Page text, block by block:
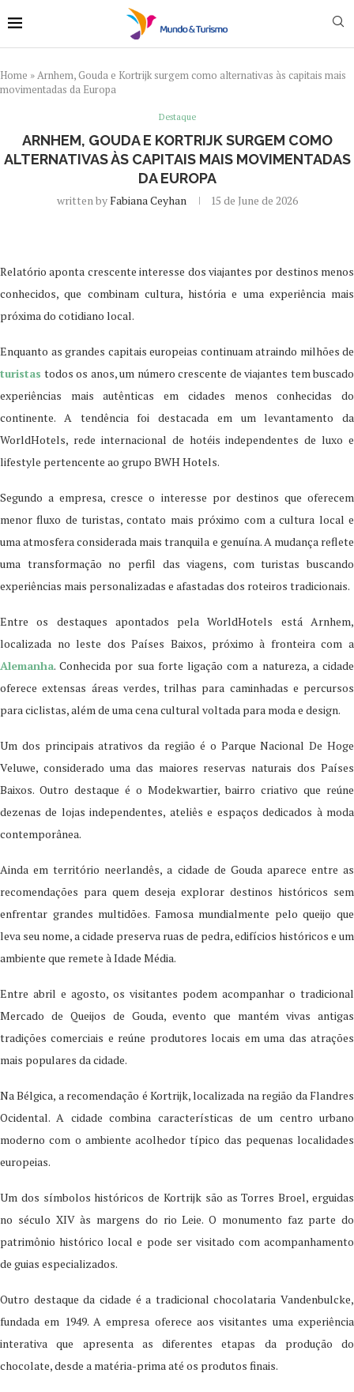
Home »Arnhem, Gouda e Kortrijk surgem como alternativas às capitais mais
movimentadas da Europa
Destaque
ARNHEM, GOUDA E KORTRIJK SURGEM COMO
ALTERNATIVAS ÀS CAPITAIS MAIS MOVIMENTADAS
DA EUROPA
written byFabiana Ceyhan 15 de June de 2026
Relatório aponta crescente interesse dos viajantes por destinos menos
conhecidos, que combinam cultura, história e uma experiência mais
próxima do cotidiano local.
Enquanto as grandes capitais europeias continuam atraindo milhões de
turistas todos os anos, um número crescente de viajantes tem buscado
experiências mais autênticas em cidades menos conhecidas do
continente. A tendência foi destacada em um levantamento da
WorldHotels, rede internacional de hotéis independentes de luxo e
lifestyle pertencente ao grupo BWH Hotels.
Segundo a empresa, cresce o interesse por destinos que oferecem
menor fluxo de turistas, contato mais próximo com a cultura local e
uma atmosfera considerada mais tranquila e genuína. A mudança reflete
uma transformação no perfil das viagens, com turistas buscando
experiências mais personalizadas e afastadas dos roteiros tradicionais.
Entre os destaques apontados pela WorldHotels está Arnhem,
localizada no leste dos Países Baixos, próximo à fronteira com a
Alemanha. Conhecida por sua forte ligação com a natureza, a cidade
oferece extensas áreas verdes, trilhas para caminhadas e percursos
para ciclistas, além de uma cena cultural voltada para moda e design.
Um dos principais atrativos da região é o Parque Nacional De Hoge
Veluwe, considerado uma das maiores reservas naturais dos Países
Baixos. Outro destaque é o Modekwartier, bairro criativo que reúne
dezenas de lojas independentes, ateliês e espaços dedicados à moda
contemporânea.
Ainda em território neerlandês, a cidade de Gouda aparece entre as
recomendações para quem deseja explorar destinos históricos sem
enfrentar grandes multidões. Famosa mundialmente pelo queijo que
leva seu nome, a cidade preserva ruas de pedra, edifícios históricos e um
ambiente que remete à Idade Média.
Entre abril e agosto, os visitantes podem acompanhar o tradicional
Mercado de Queijos de Gouda, evento que mantém vivas antigas
tradições comerciais e reúne produtores locais em uma das atrações
mais populares da cidade.
Na Bélgica, a recomendação é Kortrijk, localizada na região da Flandres
Ocidental. A cidade combina características de um centro urbano
moderno com o ambiente acolhedor típico das pequenas localidades
europeias.
Um dos símbolos históricos de Kortrijk são as Torres Broel, erguidas
no século XIV às margens do rio Leie. O monumento faz parte do
patrimônio histórico local e pode ser visitado com acompanhamento
de guias especializados.
Outro destaque da cidade é a tradicional chocolataria Vandenbulcke,
fundada em 1949. A empresa oferece aos visitantes uma experiência
interativa que apresenta as diferentes etapas da produção do
chocolate, desde a matéria-prima até os produtos finais.